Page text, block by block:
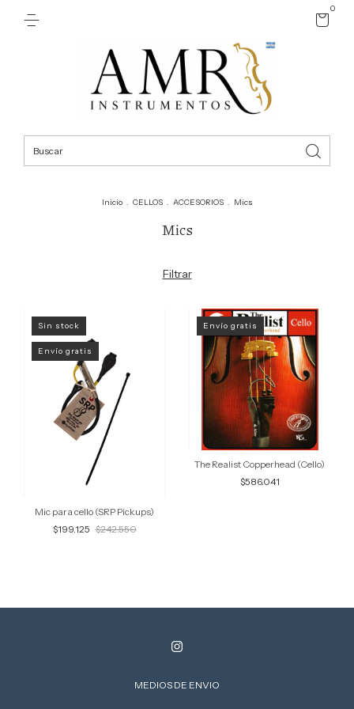
0
Inicio . CELLOS . ACCESORIOS . Mics
Mics
Filtrar
Sin stock
Envío gratis
Mic para cello (SRP Pickups)
$199.125 $242.550
Envío gratis
The Realist Copperhead (Cello)
$586.041
MEDIOS DE ENVIO